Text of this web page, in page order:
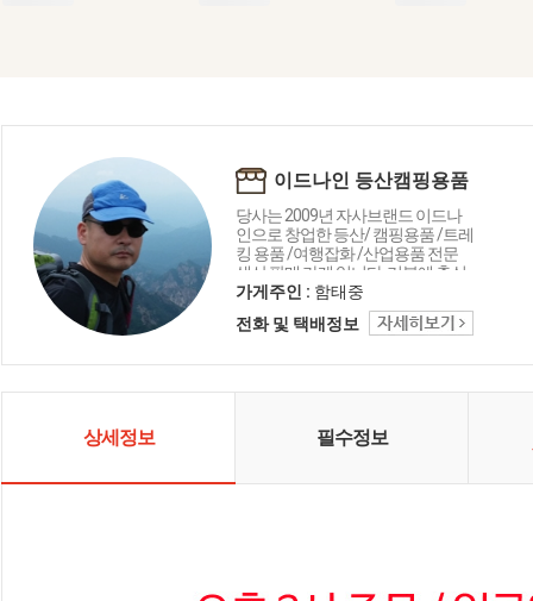
이드나인 등산캠핑용품
당사는 2009년 자사브랜드 이드나
인으로 창업한 등산/ 캠핑용품 /트레
킹 용품 /여행잡화 /산업용품 전문
생산 판매 가게 입니다. 기본에 충실
한, 합리적인 가격의 장비 생산 판매
를 목표로 뛰고 있습니다.
가게주인 : 함태중
전화 및 택배정보
상세정보 필수정보